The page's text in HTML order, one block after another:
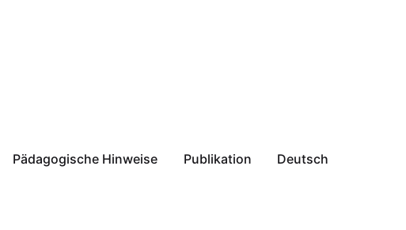
Pädagogische Hinweise Publikation Deutsch